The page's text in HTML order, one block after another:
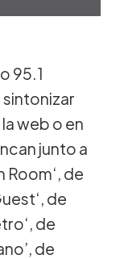
95.1
web o en
junto a
Room‘, de
de
de
de